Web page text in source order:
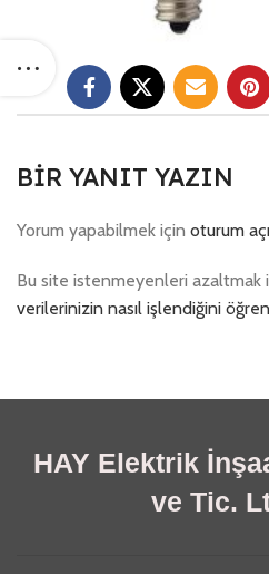
BIR YANIT YAZIN
Yorum yapabilmek için oturum
Bu site istenmeyenleri azaltmak
verilerinizin nasıl işlendiğini
HAY Elektrik
ve Tic.